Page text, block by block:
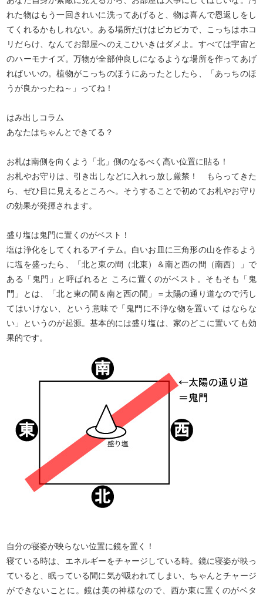
れた物はもう一回きれいに洗ってあげると、物は喜んで恩返しをし
てくれるかもしれない。ある場所だけはピカピカで、こっちはホコ
リだらけ、なんてお部屋へのえこひいきはダメよ。すべては宇宙と
のハーモナイズ。万物が全部仲良しになるような場所を作ってあげ
ればいいの。植物がこっちのほうにあったとしたら、「あっちのほ
うが良かったね～」ってね！
はみ出しコラム
あなたはちゃんとできてる？
お札は南側を向くよう「北」側のなるべく高い位置に貼る！
お札やお守りは、引き出しなどに入れっ放し厳禁！ もらってきた
ら、ぜひ目に見えるところへ。そうすることで初めてお札やお守り
の効果が発揮されます。
盛り塩は鬼門に置くのがベスト！
塩は浄化をしてくれるアイテム。白いお皿に三角形の山を作るよう
に塩を盛ったら、「北と東の間（北東）＆南と西の間（南西）」で
ある「鬼門」と呼ばれると ころに置くのがベスト。そもそも「鬼
門」とは、「北と東の間＆南と西の間」＝太陽の通り道なので汚し
てはいけない、という意味で「鬼門に不浄な物を置いて はならな
い」というのが起源。基本的には盛り塩は、家のどこに置いても効
果的です。
自分の寝姿が映らない位置に鏡を置く！
寝ている時は、エネルギーをチャージしている時。鏡に寝姿が映っ
ていると、眠っている間に気が吸われてしまい、ちゃんとチャージ
ができないことに。鏡は美の神様なので、西か東に置くのがベタ